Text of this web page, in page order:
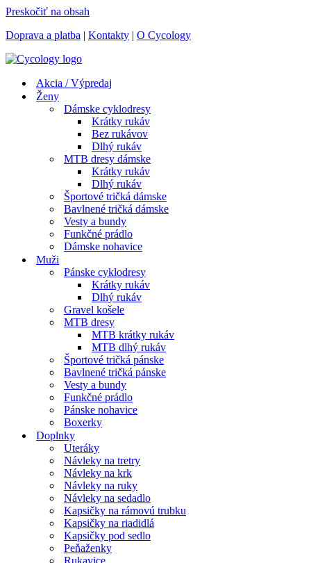
Preskočiť na obsah
Doprava a platba | Kontakty | O Cycology
Akcia / Výpredaj
Ženy
Dámske cyklodresy
Krátky rukáv
Bez rukávov
Dlhý rukáv
MTB dresy dámske
Krátky rukáv
Dlhý rukáv
Športové tričká dámske
Bavlnené tričká dámske
Vesty a bundy
Funkčné prádlo
Dámske nohavice
Muži
Pánske cyklodresy
Krátky rukáv
Dlhý rukáv
Gravel košele
MTB dresy
MTB krátky rukáv
MTB dlhý rukáv
Športové tričká pánske
Bavlnené tričká pánske
Vesty a bundy
Funkčné prádlo
Pánske nohavice
Boxerky
Doplnky
Uteráky
Návleky na tretry
Návleky na krk
Návleky na ruky
Návleky na sedadlo
Kapsičky na rámovú trubku
Kapsičky na riadidlá
Kapsičky pod sedlo
Peňaženky
Rukavice